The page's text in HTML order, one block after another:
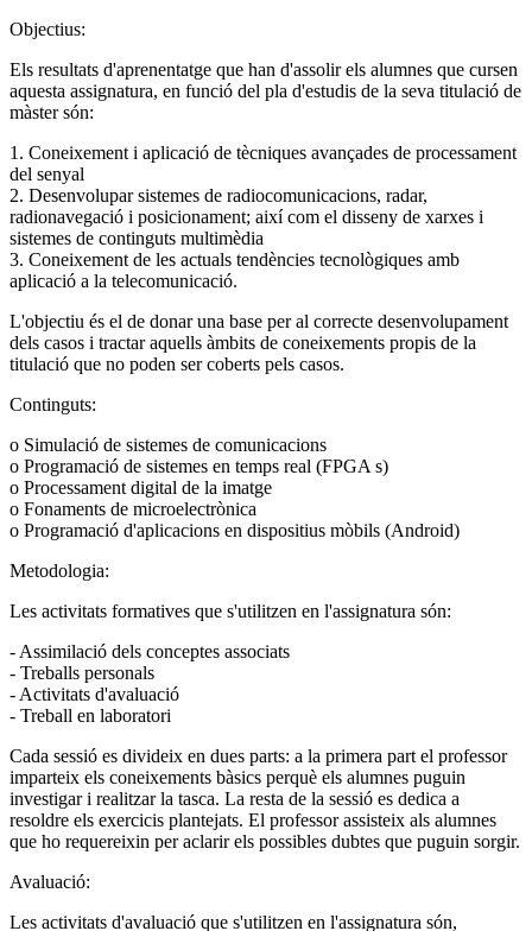
Objectius:
Els resultats d'aprenentatge que han d'assolir els alumnes que cursen
aquesta assignatura, en funció del pla d'estudis de la seva titulació de
màster són:
1. Coneixement i aplicació de tècniques avançades de processament
del senyal
2. Desenvolupar sistemes de radiocomunicacions, radar,
radionavegació i posicionament; així com el disseny de xarxes i
sistemes de continguts multimèdia
3. Coneixement de les actuals tendències tecnològiques amb
aplicació a la telecomunicació.
L'objectiu és el de donar una base per al correcte desenvolupament
dels casos i tractar aquells àmbits de coneixements propis de la
titulació que no poden ser coberts pels casos.
Continguts:
o Simulació de sistemes de comunicacions
o Programació de sistemes en temps real (FPGA s)
o Processament digital de la imatge
o Fonaments de microelectrònica
o Programació d'aplicacions en dispositius mòbils (Android)
Metodologia:
Les activitats formatives que s'utilitzen en l'assignatura són:
- Assimilació dels conceptes associats
- Treballs personals
- Activitats d'avaluació
- Treball en laboratori
Cada sessió es divideix en dues parts: a la primera part el professor
imparteix els coneixements bàsics perquè els alumnes puguin
investigar i realitzar la tasca. La resta de la sessió es dedica a
resoldre els exercicis plantejats. El professor assisteix als alumnes
que ho requereixin per aclarir els possibles dubtes que puguin sorgir.
Avaluació:
Les activitats d'avaluació que s'utilitzen en l'assignatura són,